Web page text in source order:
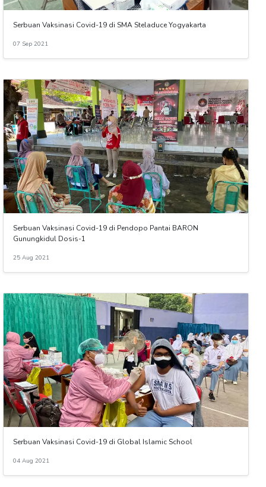
Serbuan Vaksinasi Covid-19 di SMA Steladuce Yogyakarta
07 Sep 2021
Serbuan Vaksinasi Covid-19 di Pendopo Pantai BARON
Gunungkidul Dosis-1
25 Aug 2021
Serbuan Vaksinasi Covid-19 di Global Islamic School
04 Aug 2021